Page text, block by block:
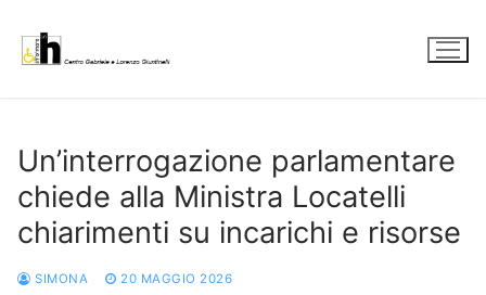
contenuto
Un’interrogazione parlamentare
chiede alla Ministra Locatelli
chiarimenti su incarichi e risorse
SIMONA 20 MAGGIO 2026